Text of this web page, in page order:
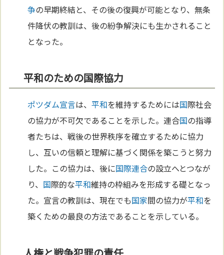
争の早期終結と、その後の復興が可能となり、無条
件降伏の教訓は、後の紛争解決にも生かされること
となった。
平和のための国際協力
ポツダム宣言は、平和を維持するためには国際社会
の協力が不可欠であることを示した。連合国の指導
者たちは、戦後の世界秩序を確立するために協力
し、互いの信頼と理解に基づく関係を築こうと努力
した。この協力は、後に国際連合の設立へとつなが
り、 国際的な平和維持の枠組みを形成する礎となっ
た。宣言の教訓は、現在でも国家間の協力が平和を
築くための最良の方法であることを示している。